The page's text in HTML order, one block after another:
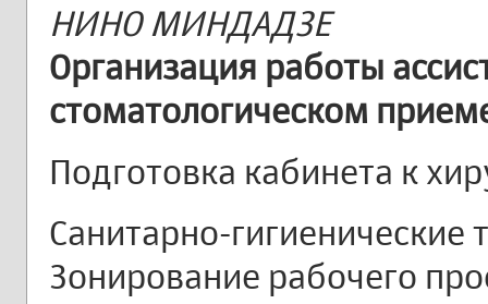
НИНО МИНДАДЗЕ
Организация работы
стоматологическом
Подготовка кабинета к
Санитарно-
Зонирование рабочего